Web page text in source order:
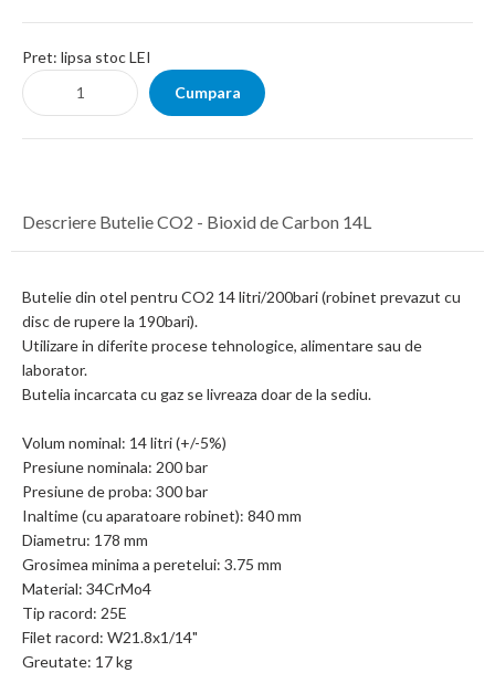
Pret: lipsa stoc LEI
Descriere Butelie CO2 - Bioxid de Carbon 14L
Butelie din otel pentru CO2 14 litri/200bari (robinet prevazut cu
disc de rupere la 190bari).
Utilizare in diferite procese tehnologice, alimentare sau de
laborator.
Butelia incarcata cu gaz se livreaza doar de la sediu.
Volum nominal: 14 litri (+/-5%)
Presiune nominala: 200 bar
Presiune de proba: 300 bar
Inaltime (cu aparatoare robinet): 840 mm
Diametru: 178 mm
Grosimea minima a peretelui: 3.75 mm
Material: 34CrMo4
Tip racord: 25E
Filet racord: W21.8x1/14"
Greutate: 17 kg